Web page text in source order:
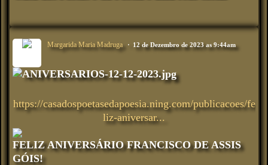
Margarida Maria Madruga 12 de Dezembro de 2023 as 9:44am
https://casadospoetasedapoesia.ning.com/publicacoes/fe
liz-aniversar...
FELIZ ANIVERSÁRIO FRANCISCO DE ASSIS
GÓIS!